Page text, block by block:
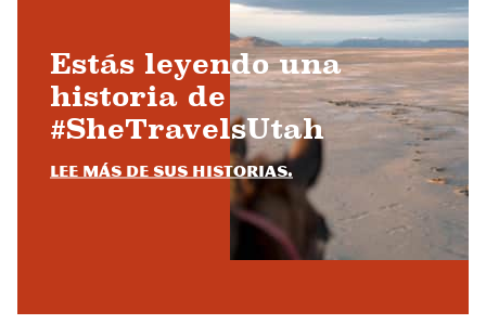
Estás leyendo una
historia de
#SheTravelsUtah
Lee más de sus historias.